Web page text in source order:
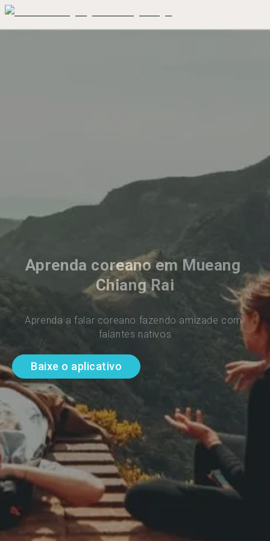
Aprenda coreano em Mueang
Chiang Rai
Aprenda a falar coreano fazendo amizade com
falantes nativos
Baixe o aplicativo